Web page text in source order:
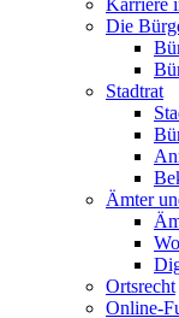
Karriere
Die
Stadtrat
Ämter
Ortsrecht
Online-